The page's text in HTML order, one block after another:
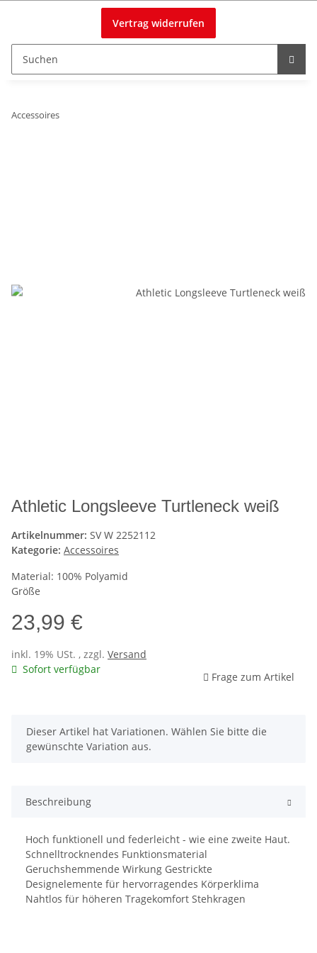
Vertrag widerrufen
Accessoires
Athletic Longsleeve Turtleneck weiß
Artikelnummer: SV W 2252112
Kategorie: Accessoires
Material: 100% Polyamid
Größe
23,99 €
inkl. 19% USt. , zzgl. Versand
Sofort verfügbar
Frage zum Artikel
x
Dieser Artikel hat Variationen. Wählen Sie bitte die
gewünschte Variation aus.
Beschreibung
Hoch funktionell und federleicht - wie eine zweite Haut.
Schnelltrocknendes Funktionsmaterial
Geruchshemmende Wirkung Gestrickte
Designelemente für hervorragendes Körperklima
Nahtlos für höheren Tragekomfort Stehkragen